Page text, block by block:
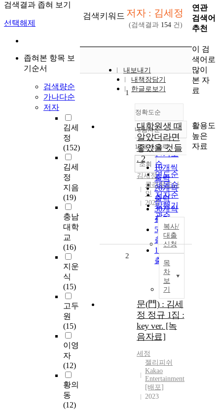
검색결과 좁혀 보기
선택해제
좁혀본 항목 보
기순서
검색량순
가나다순
저자
김세
정
(152)
김세
정
지음
(19)
충남
대학
교
(16)
지운
식
(15)
고두
원
(15)
이영
자
(12)
황의
동
(12)
검색키워드 저자 : 김세정
(검색결과 154 건)
내보내기
내책장담기
한글로보기
정확도순
정확도
순
인기도
순
연도순
제목순
저자순
발행기
관순
내림차순
내림차순
10개씩 출력
10개씩
출력
20개씩
출력
30개씩
출력
50개씩
출력
100개씩
출력
조회
1
대학원생 때
알았더라면
좋았을 것들
. 2
김세정
클라우드나
인
2022
복사/
대출
신청
목
차
보
기
2
문(門) : 김세
정 정규 1집 :
key ver. [녹
음자료]
세정
젤리피쉬
Kakao
Entertainment
[배포]
2023
연관
검색어
추천
이 검
색어로
많이
본 자
료
활용도
높은
자료